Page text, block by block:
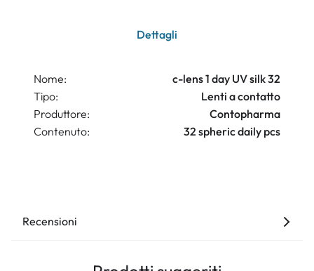
Dettagli
Nome:
c-lens 1 day UV silk 32
Tipo:
Lenti a contatto
Produttore:
Contopharma
Contenuto:
32 spheric daily pcs
Recensioni